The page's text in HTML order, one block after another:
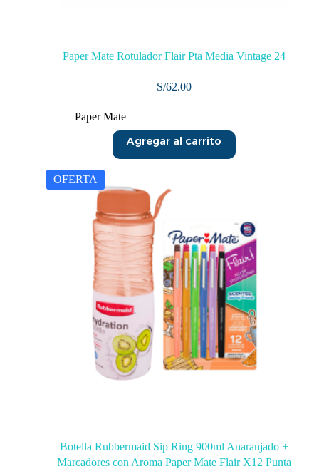
Paper Mate Rotulador Flair Pta Media Vintage 24
S/62.00
Paper Mate
Agregar al carrito
OFERTA
Botella Rubbermaid Sip Ring 900ml Anaranjado +
Marcadores con Aroma Paper Mate Flair X12 Punta